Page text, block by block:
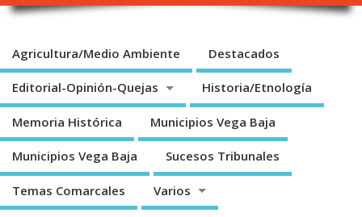
Agricultura/Medio Ambiente Destacados
Editorial-Opinión-Quejas Historia/Etnología
Memoria Histórica Municipios Vega Baja
Municipios Vega Baja Sucesos Tribunales
Temas Comarcales Varios